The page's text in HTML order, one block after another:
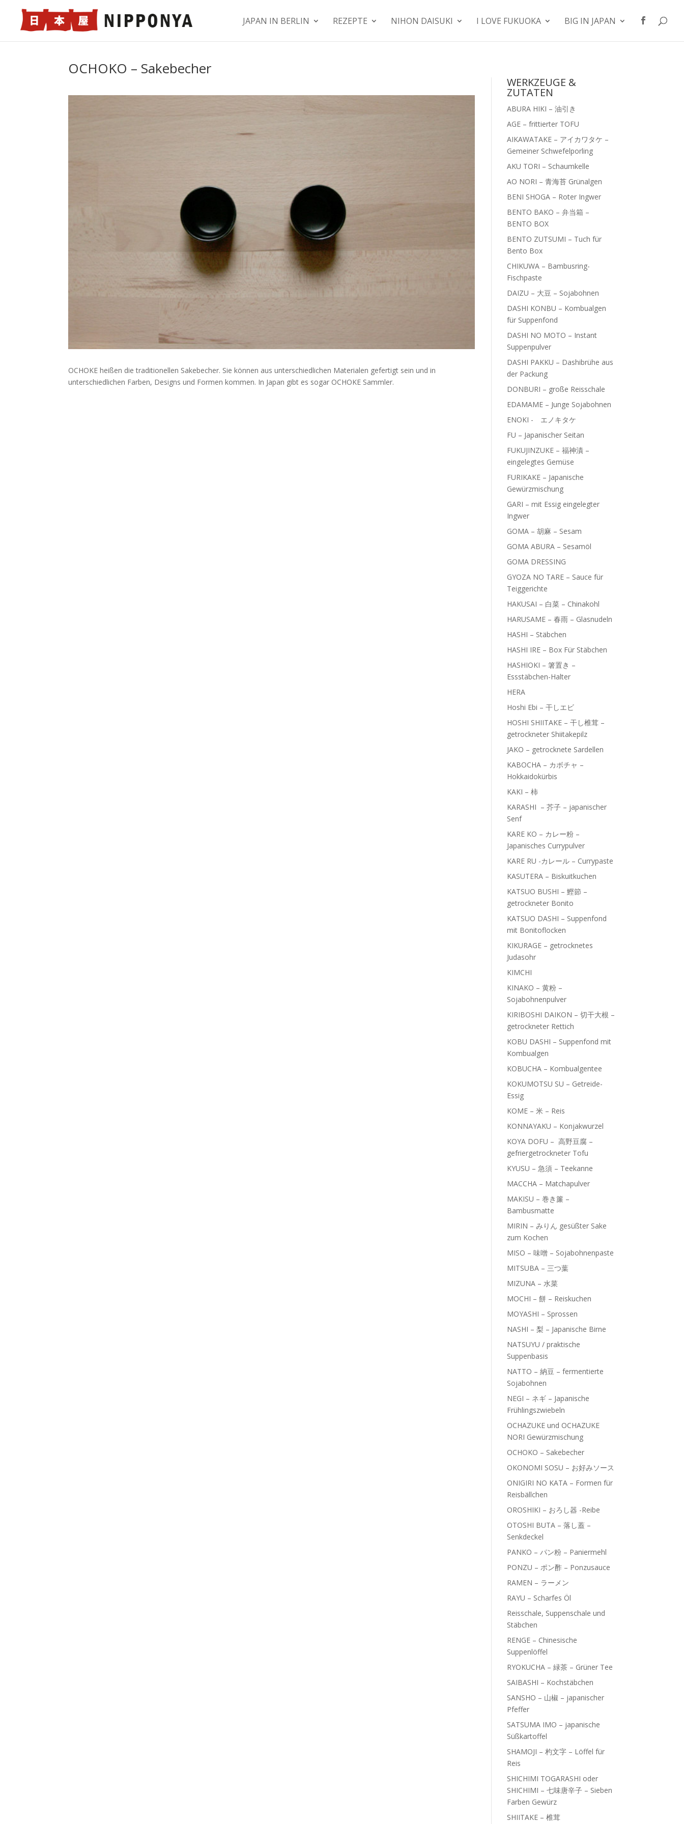
JAPAN IN BERLIN REZEPTE NIHON DAISUKI I LOVE FUKUOKA BIG IN JAPAN
OCHOKO – Sakebecher
OCHOKE heißen die traditionellen Sakebecher. Sie können aus unterschiedlichen Materialen gefertigt sein und in
unterschiedlichen Farben, Designs und Formen kommen. In Japan gibt es sogar OCHOKE Sammler.
WERKZEUGE &
ZUTATEN
ABURA HIKI – 油引き
AGE – frittierter TOFU
AIKAWATAKE – アイカワタケ –
Gemeiner Schwefelporling
AKU TORI – Schaumkelle
AO NORI – 青海苔 Grünalgen
BENI SHOGA – Roter Ingwer
BENTO BAKO – 弁当箱 –
BENTO BOX
BENTO ZUTSUMI – Tuch für
Bento Box
CHIKUWA – Bambusring-
Fischpaste
DAIZU – 大豆 – Sojabohnen
DASHI KONBU – Kombualgen
für Suppenfond
DASHI NO MOTO – Instant
Suppenpulver
DASHI PAKKU – Dashibrühe aus
der Packung
DONBURI – große Reisschale
EDAMAME – Junge Sojabohnen
ENOKI - エノキタケ
FU – Japanischer Seitan
FUKUJINZUKE – 福神漬 –
eingelegtes Gemüse
FURIKAKE – Japanische
Gewürzmischung
GARI – mit Essig eingelegter
Ingwer
GOMA – 胡麻 – Sesam
GOMA ABURA – Sesamöl
GOMA DRESSING
GYOZA NO TARE – Sauce für
Teiggerichte
HAKUSAI – 白菜 – Chinakohl
HARUSAME – 春雨 – Glasnudeln
HASHI – Stäbchen
HASHI IRE – Box Für Stäbchen
HASHIOKI – 箸置き –
Essstäbchen-Halter
HERA
Hoshi Ebi – 干しエビ
HOSHI SHIITAKE – 干し椎茸 –
getrockneter Shiitakepilz
JAKO – getrocknete Sardellen
KABOCHA – カボチャ –
Hokkaidokürbis
KAKI – 柿
KARASHI – 芥子 – japanischer
Senf
KARE KO – カレー粉 –
Japanisches Currypulver
KARE RU -カレール – Currypaste
KASUTERA – Biskuitkuchen
KATSUO BUSHI – 鰹節 –
getrockneter Bonito
KATSUO DASHI – Suppenfond
mit Bonitoflocken
KIKURAGE – getrocknetes
Judasohr
KIMCHI
KINAKO – 黄粉 –
Sojabohnenpulver
KIRIBOSHI DAIKON – 切干大根 –
getrockneter Rettich
KOBU DASHI – Suppenfond mit
Kombualgen
KOBUCHA – Kombualgentee
KOKUMOTSU SU – Getreide-
Essig
KOME – 米 – Reis
KONNAYAKU – Konjakwurzel
KOYA DOFU – 高野豆腐 –
gefriergetrockneter Tofu
KYUSU – 急須 – Teekanne
MACCHA – Matchapulver
MAKISU – 巻き簾 –
Bambusmatte
MIRIN – みりん gesüßter Sake
zum Kochen
MISO – 味噌 – Sojabohnenpaste
MITSUBA – 三つ葉
MIZUNA – 水菜
MOCHI – 餅 – Reiskuchen
MOYASHI – Sprossen
NASHI – 梨 – Japanische Birne
NATSUYU / praktische
Suppenbasis
NATTO – 納豆 – fermentierte
Sojabohnen
NEGI – ネギ – Japanische
Frühlingszwiebeln
OCHAZUKE und OCHAZUKE
NORI Gewürzmischung
OCHOKO – Sakebecher
OKONOMI SOSU – お好みソース
ONIGIRI NO KATA – Formen für
Reisbällchen
OROSHIKI – おろし器 -Reibe
OTOSHI BUTA – 落し蓋 –
Senkdeckel
PANKO – パン粉 – Paniermehl
PONZU – ポン酢 – Ponzusauce
RAMEN – ラーメン
RAYU – Scharfes Öl
Reisschale, Suppenschale und
Stäbchen
RENGE – Chinesische
Suppenlöffel
RYOKUCHA – 緑茶 – Grüner Tee
SAIBASHI – Kochstäbchen
SANSHO – 山椒 – japanischer
Pfeffer
SATSUMA IMO – japanische
Süßkartoffel
SHAMOJI – 杓文字 – Löffel für
Reis
SHICHIMI TOGARASHI oder
SHICHIMI – 七味唐辛子 – Sieben
Farben Gewürz
SHIITAKE – 椎茸